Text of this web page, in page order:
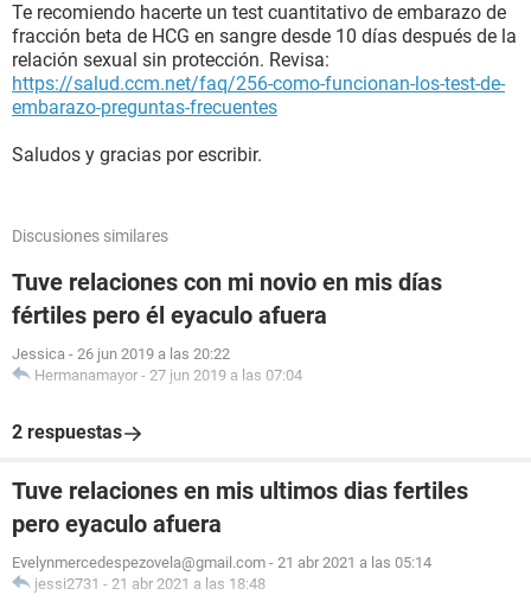
Te recomiendo hacerte un test cuantitativo de embarazo de
fracción beta de HCG en sangre desde 10 días después de la
relación sexual sin protección. Revisa:
https://salud.ccm.net/faq/256-como-funcionan-los-test-de-
embarazo-preguntas-frecuentes
Saludos y gracias por escribir.
Discusiones similares
Tuve relaciones con mi novio en mis días
fértiles pero él eyaculo afuera
Jessica - 26 jun 2019 a las 20:22
Hermanamayor - 27 jun 2019 a las 07:04
2 respuestas
Tuve relaciones en mis ultimos dias fertiles
pero eyaculo afuera
Evelynmercedespezovela@gmail.com - 21 abr 2021 a las 05:14
jessi2731 - 21 abr 2021 a las 18:48